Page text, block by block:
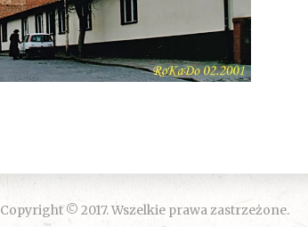
Copyright © 2017. Wszelkie prawa zastrzeżone.